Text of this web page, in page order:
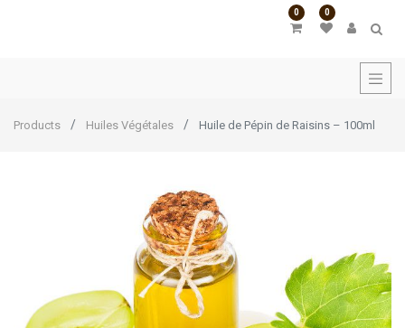
0 0
Products Huiles Végétales Huile de Pépin de Raisins – 100ml